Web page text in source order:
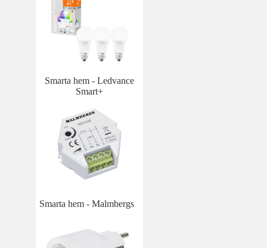
Smarta hem - Ledvance
Smart+
Smarta hem - Malmbergs